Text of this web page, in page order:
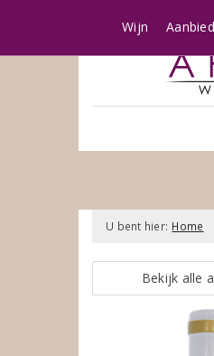
Wijn
U bent hier: Home
Bekijk alle